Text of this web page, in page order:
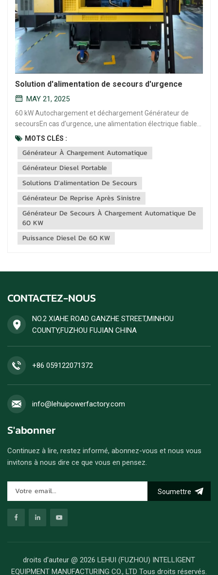
Solution d'alimentation de secours d'urgence
MAY 21, 2025
60 kW Autochargement et déchargement Générateur de
secoursEn cas d’urgence, une alimentation électrique fiable
n’est pas négociable. Le Générateur de secours à
chargement et déchargement automatique de 60 kW offre
une polyvalence et une efficacité inégalées pour les
scénarios critiques. Conçu pour...
MOTS CLÉS :
Générateur À Chargement Automatique
Générateur Diesel Portable
Solutions D'alimentation De Secours
Générateur De Reprise Après Sinistre
Générateur De Secours À Chargement Automatique De
60 KW
Puissance Diesel De 60 KW
CONTACTEZ-NOUS
NO.2 XIAHE ROAD GANZHE STREET,MINHOU
COUNTY,FUZHOU FUJIAN CHINA
+86 059122071372
info@lehuipowerfactory.com
S'abonner
Continuez à lire, restez informé, abonnez-vous et nous vous
invitons à nous dire ce que vous en pensez.
Soumettre
droits d'auteur @ 2026 LEHUI (FUZHOU) INTELLIGENT
EQUIPMENT MANUFACTURING CO., LTD Tous droits réservés.